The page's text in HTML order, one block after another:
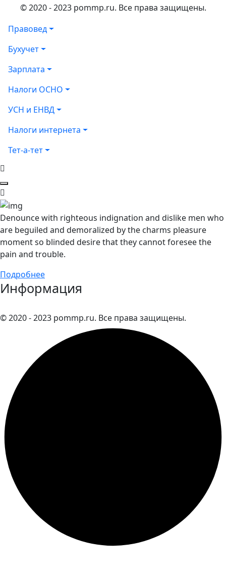
© 2020 - 2023 pommp.ru. Все права защищены.
Правовед
Бухучет
Зарплата
Налоги ОСНО
УСН и ЕНВД
Налоги интернета
Тет-а-тет
Denounce with righteous indignation and dislike men who
are beguiled and demoralized by the charms pleasure
moment so blinded desire that they cannot foresee the
pain and trouble.
Подробнее
Информация
© 2020 - 2023 pommp.ru. Все права защищены.